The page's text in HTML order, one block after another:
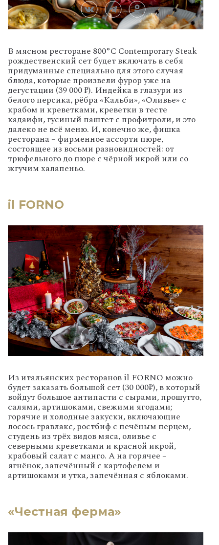
В мясном ресторане 800°С Contemporary Steak
рождественский сет будет включать в себя
придуманные специально для этого случая
блюда, которые произвели фурор уже на
дегустации (39 000 ₽). Индейка в глазури из
белого персика, рёбра «Кальби», «Оливье» с
крабом и креветками, креветки в тесте
кадаифи, гусиный паштет с профитроли, и это
далеко не всё меню. И, конечно же, фишка
ресторана – фирменное ассорти пюре,
состоящее из восьми разновидностей: от
трюфельного до пюре с чёрной икрой или со
жгучим халапеньо.
il FORNO
Из итальянских ресторанов il FORNO можно
будет заказать большой сет (30 000₽), в который
войдут большое антипасти с сырами, прошутто,
салями, артишоками, свежими ягодами;
горячие и холодные закуски, включающие
лосось гравлакс, ростбиф с печёным перцем,
студень из трёх видов мяса, оливье с
северными креветками и красной икрой,
крабовый салат с манго. А на горячее –
ягнёнок, запечённый с картофелем и
артишоками и утка, запечённая с яблоками.
«Честная ферма»